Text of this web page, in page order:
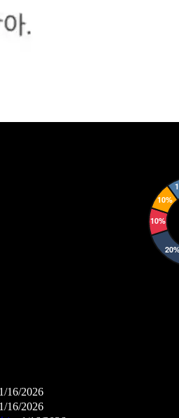
1/16/2026
1/16/2026